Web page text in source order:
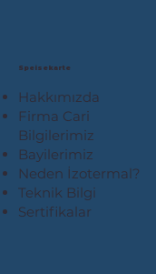
Speisekarte
Hakkımızda
Firma Cari
Bilgilerimiz
Bayilerimiz
Neden İzotermal?
Teknik Bilgi
Sertifikalar